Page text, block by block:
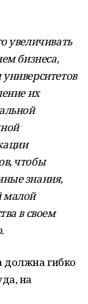
увеличивать
бизнеса,
их
чтобы
знания,
малой
в своем
гибко
на